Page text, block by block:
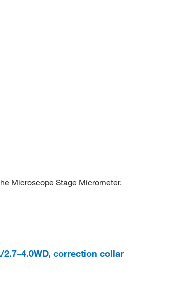
Microscope Stage Micrometer.
correction collar